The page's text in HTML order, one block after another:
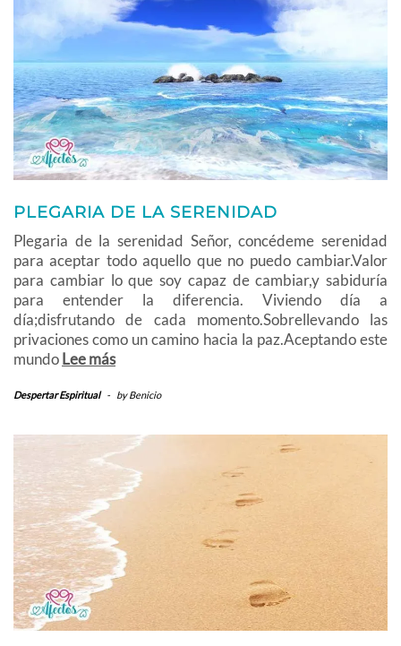
PLEGARIA DE LA SERENIDAD
Plegaria de la serenidad Señor, concédeme serenidad
para aceptar todo aquello que no puedo cambiar.Valor
para cambiar lo que soy capaz de cambiar,y sabiduría
para entender la diferencia. Viviendo día a
día;disfrutando de cada momento.Sobrellevando las
privaciones como un camino hacia la paz.Aceptando este
mundoLee más
Despertar Espiritual - byBenicio